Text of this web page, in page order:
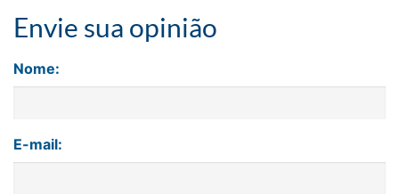
Envie sua opinião
Nome:
E-mail: